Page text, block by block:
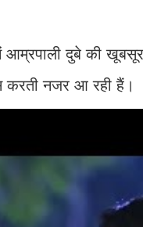
आम्रपाली दुबे की
करती नजर आ रही हैं।